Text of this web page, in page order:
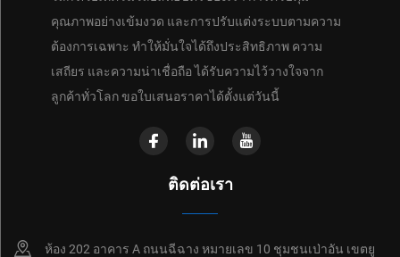
คุณภาพอย่างเข้มงวด และการปรับแต่งระบบตามความ
ต้องการเฉพาะ ทำให้มั่นใจได้ถึงประสิทธิภาพ ความ
เสถียร และความน่าเชื่อถือ ได้รับความไว้วางใจจาก
ลูกค้าทั่วโลก ขอใบเสนอราคาได้ตั้งแต่วันนี้
ติดต่อเรา
ห้อง 202 อาคาร A ถนนฉีฉาง หมายเลข 10 ชุมชนเป่าอัน เขตยู